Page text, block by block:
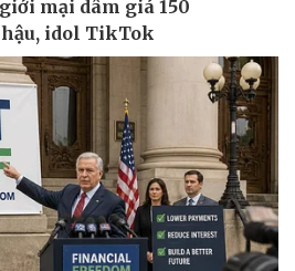
Thị trường
Giá vàng
Tiêu dùng
Tỷ giá
Chứng khoán
Giá cà phê